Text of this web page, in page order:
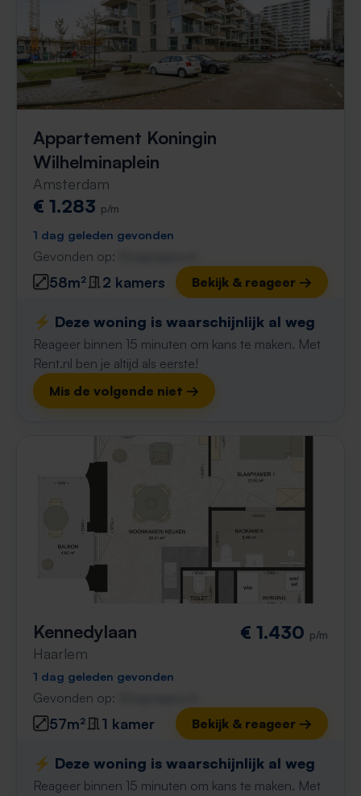
Appartement Koningin
Wilhelminaplein
Amsterdam
€ 1.283 p/m
1 dag geleden gevonden
Gevonden op:
58m² 2 kamers Bekijk & reageer →
⚡️ Deze woning is waarschijnlijk al weg
Reageer binnen 15 minuten om kans te maken. Met
Rent.nl ben je altijd als eerste!
Mis de volgende niet →
Kennedylaan
Haarlem
€ 1.430 p/m
1 dag geleden gevonden
Gevonden op:
57m² 1 kamer Bekijk & reageer →
⚡️ Deze woning is waarschijnlijk al weg
Reageer binnen 15 minuten om kans te maken. Met